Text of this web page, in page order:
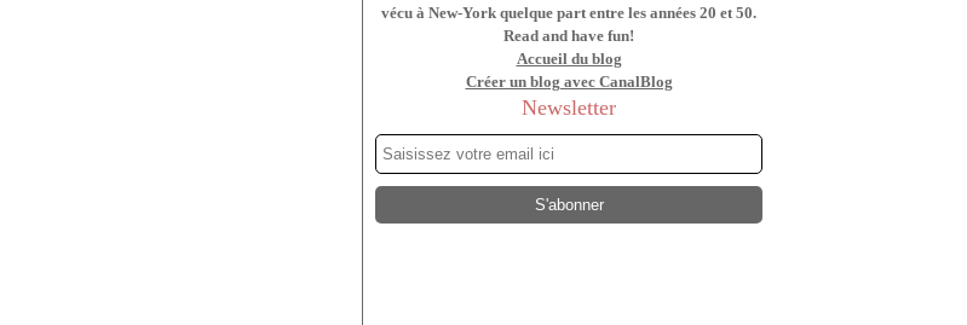
vécu à New-York quelque part entre les années 20 et 50.
Read and have fun!
Accueil du blog
Créer un blog avec CanalBlog
Newsletter